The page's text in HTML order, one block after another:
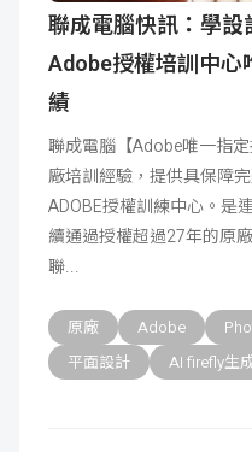
聯成電腦快訊：學
Adobe授權培訓中心
績
聯成電腦【Adobe唯一指
廠培訓經驗，提供具保障
ADOBE授權訓練中心。是
續通過授權超過27年的原
聯
原廠 Adobe
平面設計
AI firefly生